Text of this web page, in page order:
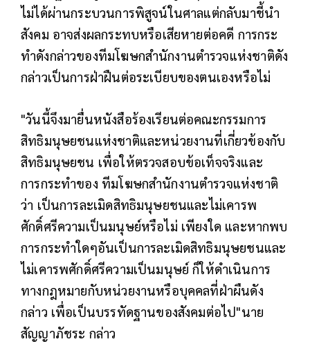
ไม่ได้ผ่านกระบวนการพิสูจน์ในศาลแต่กลับมาชี้นำ
สังคม อาจส่งผลกระทบหรือเสียหายต่อคดี การกระ
ทำดังกล่าวของทีมโฆษกสำนักงานตำรวจแห่งชาติดัง
กล่าวเป็นการฝ่าฝืนต่อระเบียบของตนเองหรือไม่
"วันนี้จึงมายื่นหนังสือร้องเรียนต่อคณะกรรมการ
สิทธิมนุษยชนแห่งชาติและหน่วยงานที่เกี่ยวข้องกับ
สิทธิมนุษยชน เพื่อให้ตรวจสอบข้อเท็จจริงและ
การกระทำของ ทีมโฆษกสำนักงานตำรวจแห่งชาติ
ว่า เป็นการละเมิดสิทธิมนุษยชนและไม่เคารพ
ศักดิ์ศรีความเป็นมนุษย์หรือไม่ เพียงใด และหากพบ
การกระทำใดๆอันเป็นการละเมิดสิทธิมนุษยชนและ
ไม่เคารพศักดิ์ศรีความเป็นมนุษย์ ก็ให้ดำเนินการ
ทางกฎหมายกับหน่วยงานหรือบุคคลที่ฝ่าผืนดัง
กล่าว เพื่อเป็นบรรทัดฐานของสังคมต่อไป"นาย
สัญญาภัชระ กล่าว